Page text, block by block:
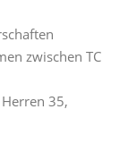
zwischen TC
35,